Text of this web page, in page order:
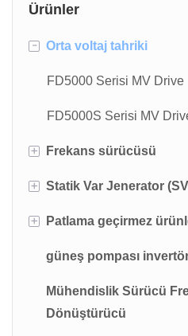
Ürünler
- Orta voltaj tahriki
FD5000 Serisi MV Drive
FD5000S Serisi MV
+ Frekans sürücüsü
FD20 serisi mini boyutlu
performanslı AC sürücü
Sürücüsü
+ Statik Var Jenerator
Fdsvg kapalı statik var
Fdsvg-o açık statik var
Fdsvg-h ev statik var
+ Patlama geçirmez
Patlamaya dayanıklı
Patlamaya dayanıklı
güneş pompası
Mühendislik Sürücü
Dönüştürücü